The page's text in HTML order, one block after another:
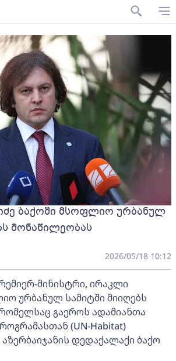
ბაქოში მსოფლიო ურბანულ
მონაწილეობას
2026/05/18 10:12
მინისტრი, ირაკლი
ურბანულ სამიტში მიიღებს
გაეროს ადამიანთა
(UN-Habitat)
დედაქალაქი ბაქო